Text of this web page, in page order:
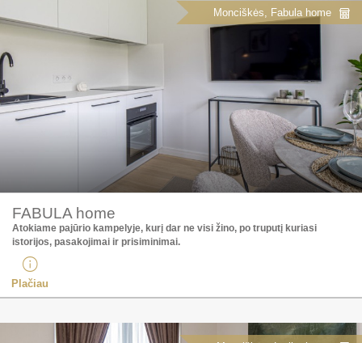
Monciškės, Fabula home
FABULA home
Atokiame pajūrio kampelyje, kurį dar ne visi žino, po truputį kuriasi
istorijos, pasakojimai ir prisiminimai.
Plačiau